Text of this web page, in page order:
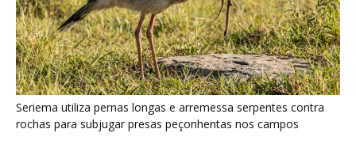
Poraquê sincroniza descargas elétricas em grupo para
amplificar campo elétrico e atordoar cardumes de peixes
maiores na Amazônia